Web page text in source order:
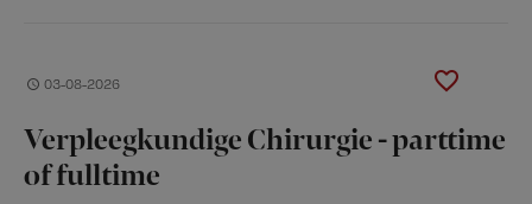
03-08-2026
Verpleegkundige Chirurgie - parttime
of fulltime